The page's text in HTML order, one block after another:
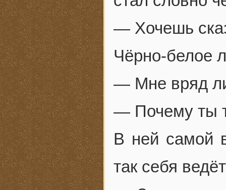
— Хочешь
Чёрно-белое
— Мне вряд
— Почему ты
В ней самой
так себя